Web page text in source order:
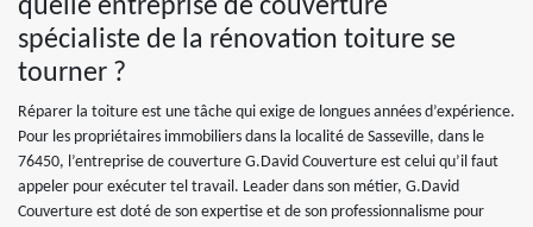
quelle entreprise de couverture
spécialiste de la rénovation toiture se
tourner ?
Réparer la toiture est une tâche qui exige de longues années d’expérience.
Pour les propriétaires immobiliers dans la localité de Sasseville, dans le
76450, l’entreprise de couverture G.David Couverture est celui qu’il faut
appeler pour exécuter tel travail. Leader dans son métier, G.David
Couverture est doté de son expertise et de son professionnalisme pour